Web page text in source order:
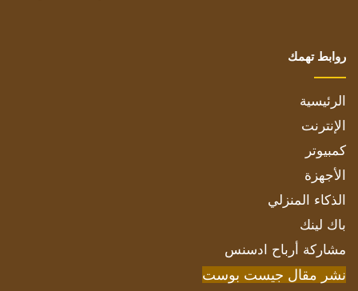
روابط تهمك
الرئيسية
الإنترنت
كمبيوتر
الأجهزة
الذكاء المنزلي
باك لينك
مشاركة أرباح ادسنس
نشر مقال جيست بوست